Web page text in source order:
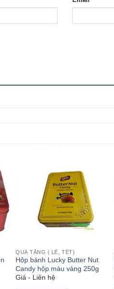
QUÀ TẶNG ( LỄ, TẾT)
Hộp bánh Lucky Butter Nut
Candy hộp màu vàng 250g
Giá - Liên hệ